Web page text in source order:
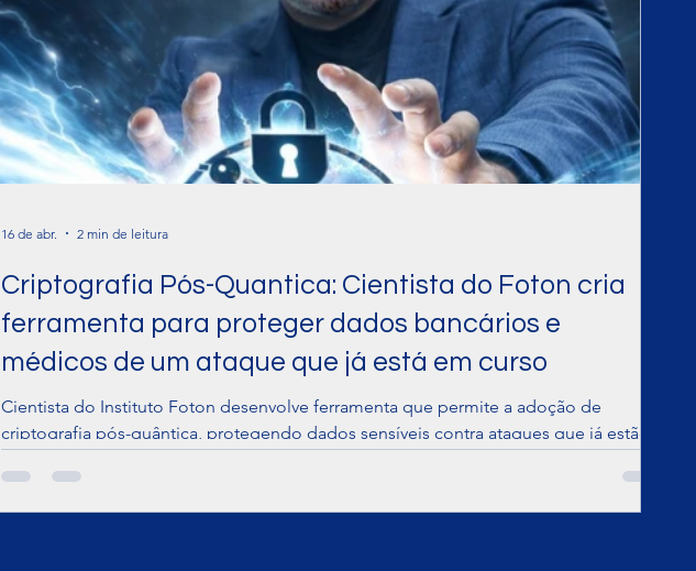
Criptografia Pós-Quantica: Cientista do Foton cria
ferramenta para proteger dados bancários e
médicos de um ataque que já está em curso
Cientista do Instituto Foton desenvolve ferramenta que permite a adoção de
criptografia pós-quântica, protegendo dados sensíveis contra ataques que já estão
16 de abr. 2 min de leitura